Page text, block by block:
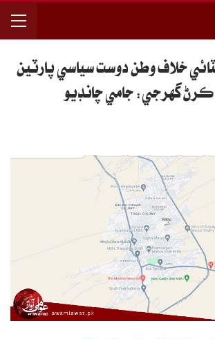
خلاف وطن دوست سياسي پارٽين
ڪرڻ گهرجي: جامي چانڊيو